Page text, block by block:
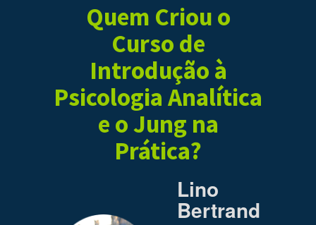
Quem Criou o
Curso de
Introdução à
Psicologia Analítica
e o Jung na
Prática?
Lino
Bertrand